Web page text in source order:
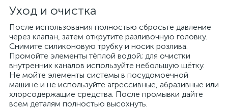
Уход и очистка
После использования полностью сбросьте давление
через клапан, затем открутите разливочную головку.
Снимите силиконовую трубку и носик розлива.
Промойте элементы тёплой водой; для очистки
внутренних каналов используйте небольшую щётку.
Не мойте элементы системы в посудомоечной
машине и не используйте агрессивные, абразивные или
хлорсодержащие средства. После промывки дайте
всем деталям полностью высохнуть.